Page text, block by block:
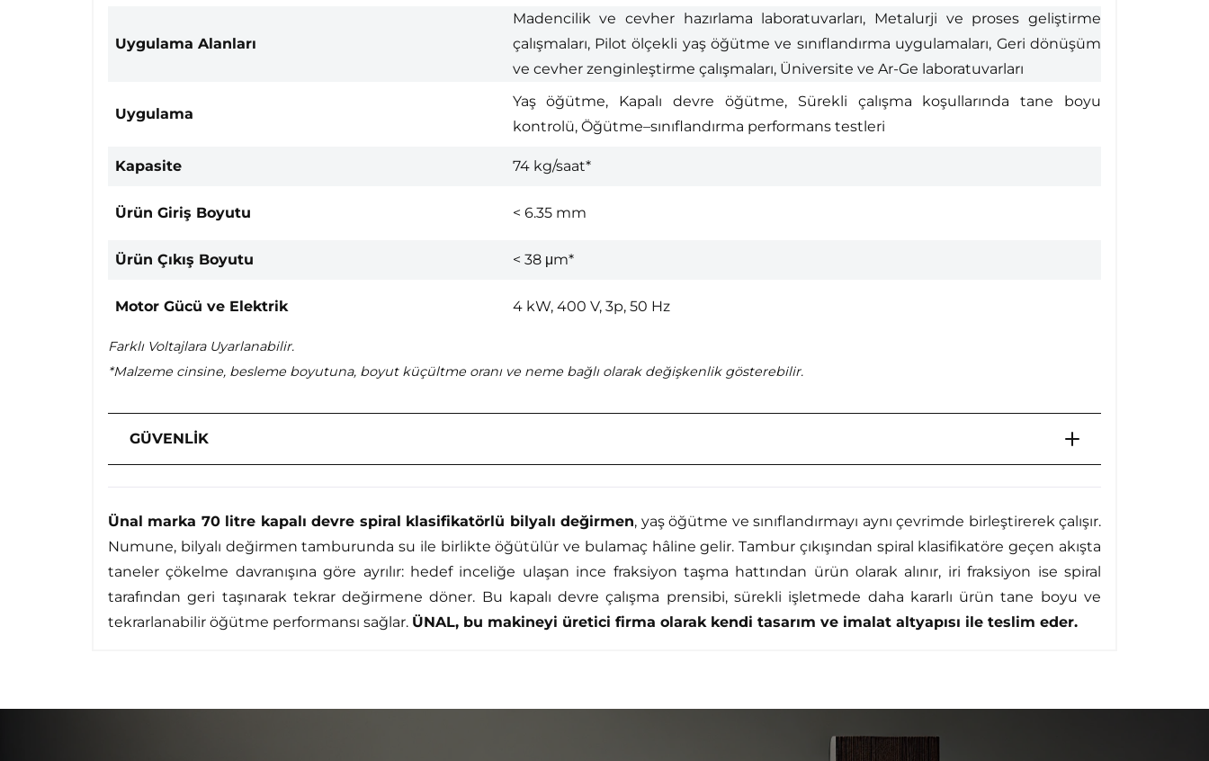
Uygulama Alanları
Madencilik ve cevher hazırlama laboratuvarları, Metalurji ve proses geliştirme
çalışmaları, Pilot ölçekli yaş öğütme ve sınıflandırma uygulamaları, Geri dönüşüm
ve cevher zenginleştirme çalışmaları, Üniversite ve Ar-Ge laboratuvarları
Uygulama
Yaş öğütme, Kapalı devre öğütme, Sürekli çalışma koşullarında tane boyu
kontrolü, Öğütme–sınıflandırma performans testleri
Kapasite 74 kg/saat*
Ürün Giriş Boyutu < 6.35 mm
Ürün Çıkış Boyutu < 38 μm*
Motor Gücü ve Elektrik 4 kW, 400 V, 3p, 50 Hz
Farklı Voltajlara Uyarlanabilir.
*Malzeme cinsine, besleme boyutuna, boyut küçültme oranı ve neme bağlı olarak değişkenlik gösterebilir.
GÜVENLİK
Ünal marka 70 litre kapalı devre spiral klasifikatörlü bilyalı değirmen, yaş öğütme ve sınıflandırmayı aynı çevrimde birleştirerek çalışır.
Numune, bilyalı değirmen tamburunda su ile birlikte öğütülür ve bulamaç hâline gelir. Tambur çıkışından spiral klasifikatöre geçen akışta
taneler çökelme davranışına göre ayrılır: hedef inceliğe ulaşan ince fraksiyon taşma hattından ürün olarak alınır, iri fraksiyon ise spiral
tarafından geri taşınarak tekrar değirmene döner. Bu kapalı devre çalışma prensibi, sürekli işletmede daha kararlı ürün tane boyu ve
tekrarlanabilir öğütme performansı sağlar. ÜNAL, bu makineyi üretici firma olarak kendi tasarım ve imalat altyapısı ile teslim eder.